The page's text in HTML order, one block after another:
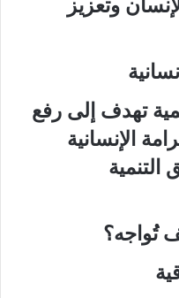
وتعزيز
تهدف إلى رفع
الإنسانية
تُواجه؟